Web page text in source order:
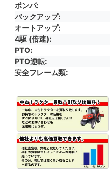
ポンパ
バックアップ
オートアップ
4駆 (倍速)
PTO
PTO逆転
安全フレーム類